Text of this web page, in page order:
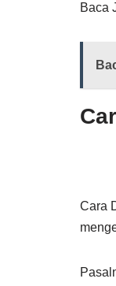
Baca
Cara